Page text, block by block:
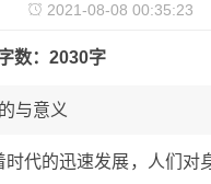
 2021-08-08 00:35:23
数：2030字
与意义
时代的迅速发展，人们对